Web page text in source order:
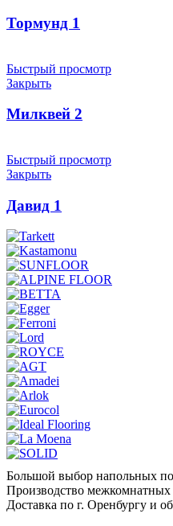
Тормунд 1
Быстрый просмотр
Закрыть
Милквей 2
Быстрый просмотр
Закрыть
Давид 1
Большой выбор напольных
Производство
Доставка по г. Оренбургу и